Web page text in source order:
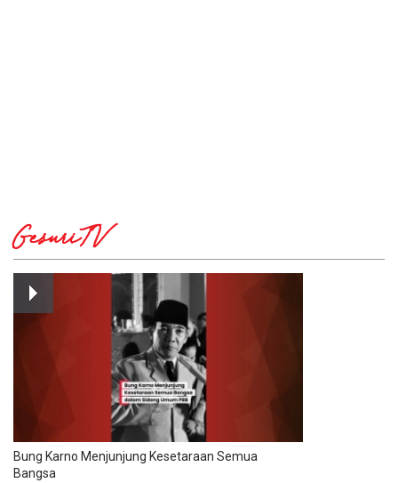
GesuriTV
Bung Karno Menjunjung Kesetaraan Semua
Bangsa